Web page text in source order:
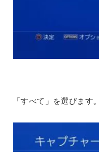
「すべて」を選びます